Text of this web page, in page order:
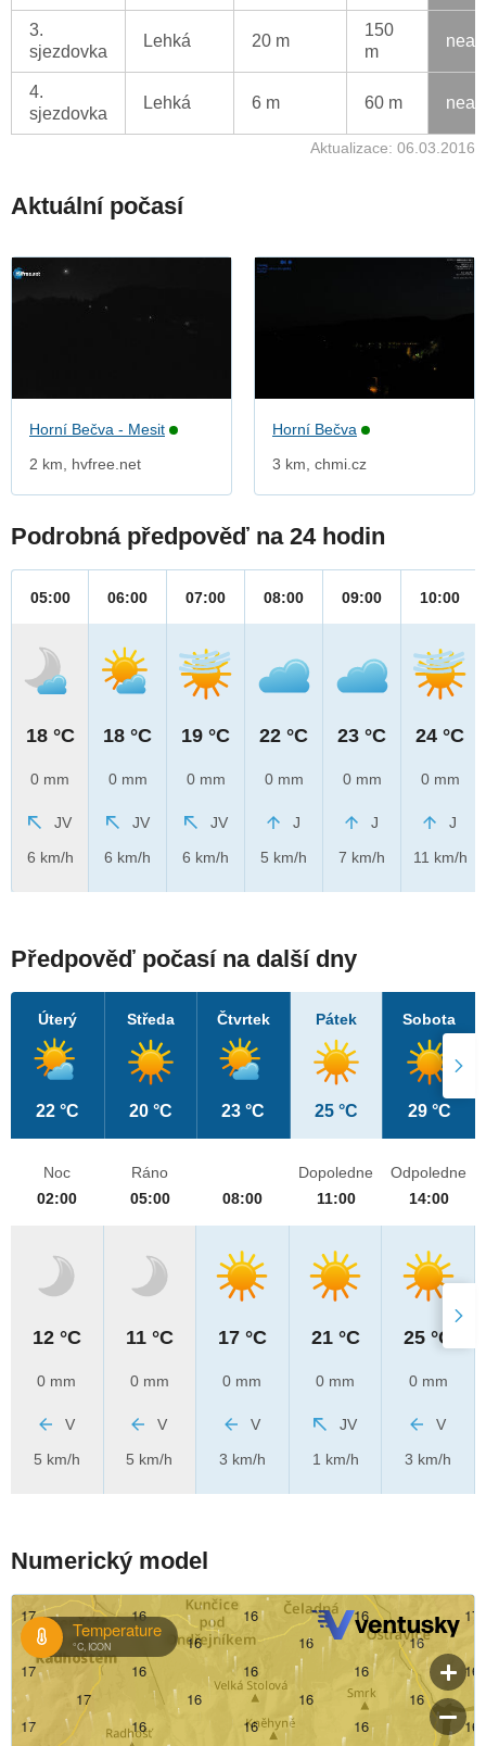
3.
sjezdovka
Lehká 20 m
150
m
4.
sjezdovka
Lehká 6 m 60 m
Aktualizace: 06.03.2016
Aktuální počasí
Horní Bečva - Mesit
2 km, hvfree.net
Horní Bečva
3 km, chmi.cz
Podrobná předpověď na 24 hodin
05:00
18 °C
0 mm
JV
6 km/h
06:00
18 °C
0 mm
JV
6 km/h
07:00
19 °C
0 mm
JV
6 km/h
08:00
22 °C
0 mm
J
5 km/h
09:00
23 °C
0 mm
J
7 km/h
10:00
24 °C
0 mm
J
11 km/h
Předpověď počasí na další dny
Úterý
22 °C
Středa
20 °C
Čtvrtek
23 °C
Pátek
25 °C
Sobota
29 °C
Noc
02:00
12 °C
0 mm
V
5 km/h
Ráno
05:00
11 °C
0 mm
V
5 km/h
08:00
17 °C
0 mm
V
3 km/h
Dopoledne
11:00
21 °C
0 mm
JV
1 km/h
Odpoledne
14:00
25 °C
0 mm
V
3 km/h
Numerický model